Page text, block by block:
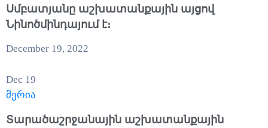
Սմբատյանը աշխատանքային այցով
Նինոծմինդայում է։
December 19, 2022
Dec 19
მერია
Տարածաշրջանային աշխատանքային